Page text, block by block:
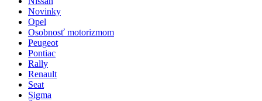
Novinky
Opel
Osobnosť motorizmom
Peugeot
Pontiac
Rally
Renault
Seat
Sigma